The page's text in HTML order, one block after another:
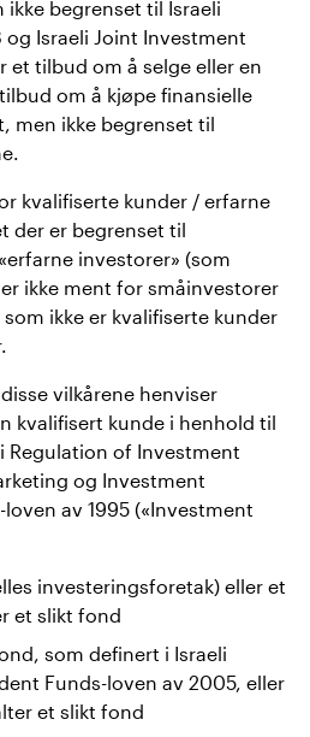
begrenset til Israeli
og Israeli Joint Investment
et tilbud om å selge eller en
om å kjøpe finansielle
men ikke begrenset til
kvalifiserte kunder / erfarne
der er begrenset til
investorer» (som
ikke ment for småinvestorer
ikke er kvalifiserte kunder
vilkårene henviser
kvalifisert kunde i henhold til
Regulation of Investment
og Investment
av 1995 («Investment
investeringsforetak) eller et
et slikt fond
som definert i Israeli
Funds-loven av 2005, eller
et slikt fond